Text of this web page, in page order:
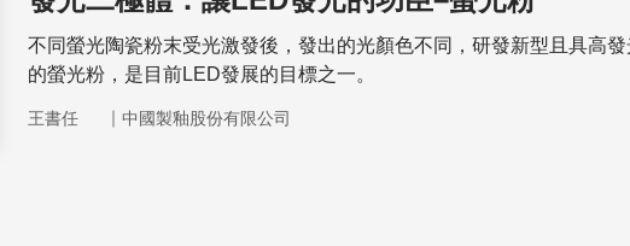
不同螢光陶瓷粉末受光激發後，發出的光顏色不同，研發新型且具高
的螢光粉，是目前LED發展的目標之一。
王書任 ｜ 中國製釉股份有限公司